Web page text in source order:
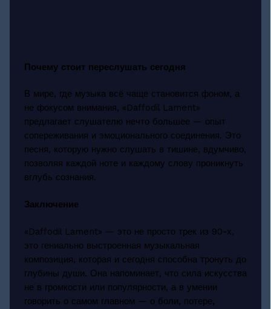
Почему стоит переслушать сегодня
В мире, где музыка всё чаще становится фоном, а
не фокусом внимания, «Daffodil Lament»
предлагает слушателю нечто большее — опыт
сопереживания и эмоционального соединения. Это
песня, которую нужно слушать в тишине, вдумчиво,
позволяя каждой ноте и каждому слову проникнуть
вглубь сознания.
Заключение
«Daffodil Lament» — это не просто трек из 90-х,
это гениально выстроенная музыкальная
композиция, которая и сегодня способна тронуть до
глубины души. Она напоминает, что сила искусства
не в громкости или популярности, а в умении
говорить о самом главном — о боли, потере,